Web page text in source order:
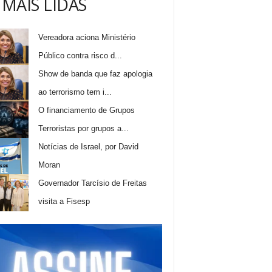
LIDAS
Vereadora aciona Ministério
Público contra risco d...
Show de banda que faz apologia
ao terrorismo tem i...
O financiamento de Grupos
Terroristas por grupos a...
Notícias de Israel, por David
Moran
Governador Tarcísio de Freitas
visita a Fisesp